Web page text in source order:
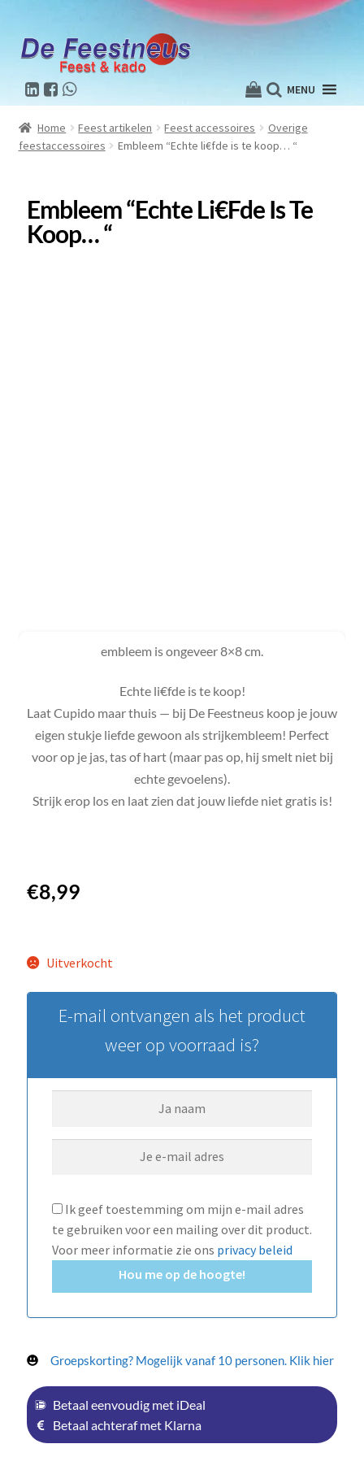
MENU
Home Feest artikelen Feest accessoires
Overige
feestaccessoires
Embleem “Echte li€fde is te koop… “
Embleem “Echte Li€fde Is Te
Koop… “
embleem is ongeveer 8×8 cm.
Echte li€fde is te koop!
Laat Cupido maar thuis — bij De Feestneus koop je jouw
eigen stukje liefde gewoon als strijkembleem! Perfect
voor op je jas, tas of hart (maar pas op, hij smelt niet bij
echte gevoelens).
Strijk erop los en laat zien dat jouw liefde niet gratis is!
€8,99
Uitverkocht
E-mail ontvangen als het product
weer op voorraad is?
Ik geef toestemming om mijn e-mail adres
te gebruiken voor een mailing over dit product.
Voor meer informatie zie ons privacy beleid
Hou me op de hoogte!
Groepskorting? Mogelijk vanaf 10 personen. Klik hier
Betaal eenvoudig met iDeal
Betaal achteraf met Klarna